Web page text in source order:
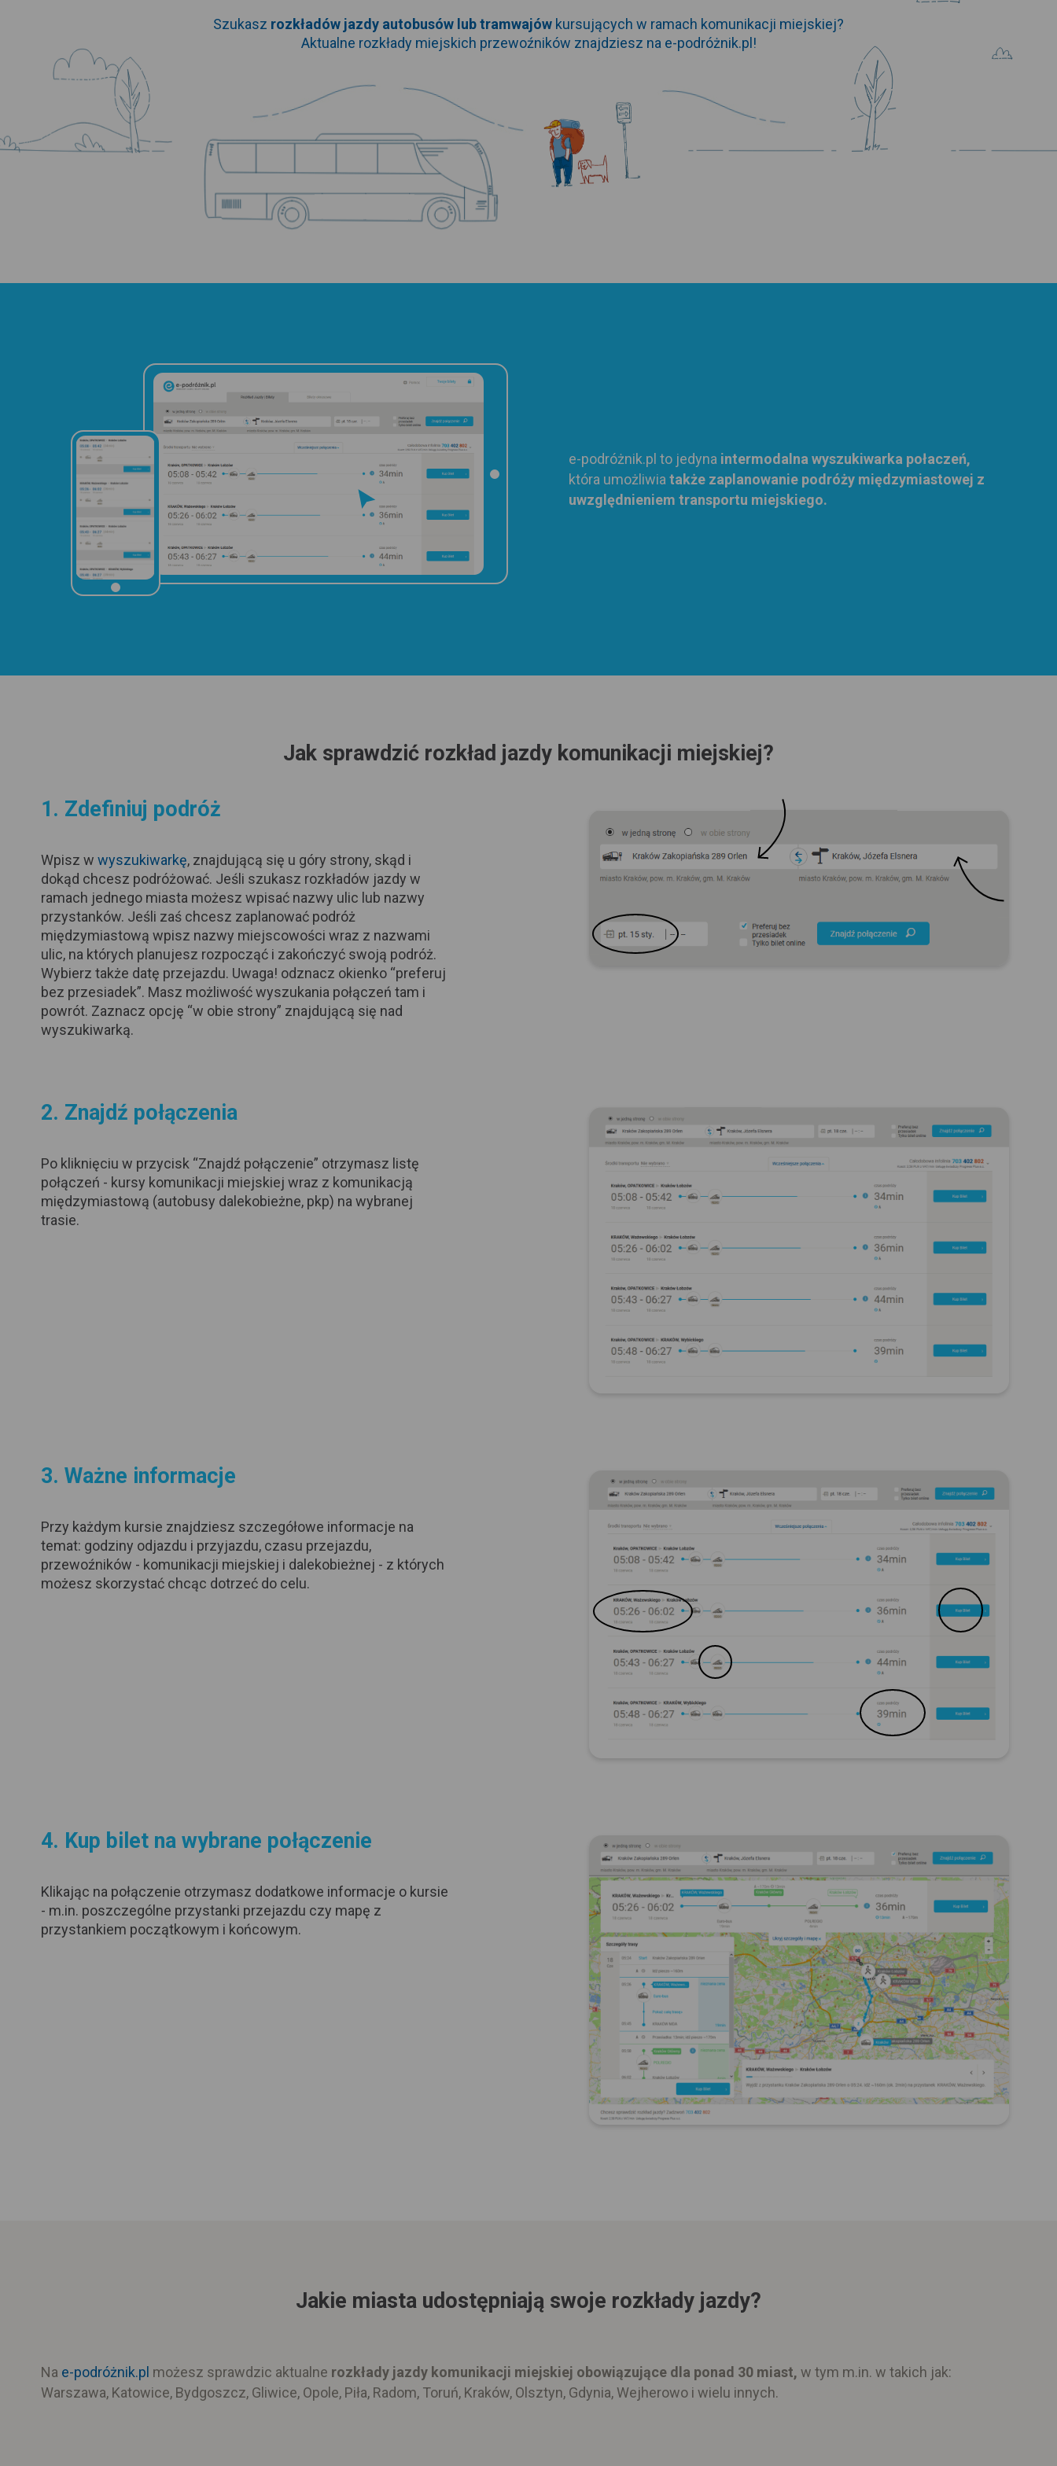
Szukasz rozkładów jazdy autobusów lub tramwajów kursujących w ramach komunikacji miejskiej?
Aktualne rozkłady miejskich przewoźników znajdziesz na e-podróżnik.pl !
e-podróżnik.pl to jedyna intermodalna wyszukiwarka połaczeń,
która umożliwia także zaplanowanie podróży międzymiastowej z
uwzględnieniem transportu miejskiego.
Jak sprawdzić rozkład jazdy komunikacji miejskiej?
1. Zdefiniuj podróż
Wpisz w wyszukiwarkę, znajdującą się u góry strony, skąd i
dokąd chcesz podróżować. Jeśli szukasz rozkładów jazdy w
ramach jednego miasta możesz wpisać nazwy ulic lub nazwy
przystanków. Jeśli zaś chcesz zaplanować podróż
międzymiastową wpisz nazwy miejscowości wraz z nazwami
ulic, na których planujesz rozpocząć i zakończyć swoją podróż.
Wybierz także datę przejazdu. Uwaga! odznacz okienko “preferuj
bez przesiadek”. Masz możliwość wyszukania połączeń tam i
powrót. Zaznacz opcję “w obie strony” znajdującą się nad
wyszukiwarką.
2. Znajdź połączenia
Po kliknięciu w przycisk “Znajdź połączenie” otrzymasz listę
połączeń - kursy komunikacji miejskiej wraz z komunikacją
międzymiastową (autobusy dalekobieżne, pkp) na wybranej
trasie.
3. Ważne informacje
Przy każdym kursie znajdziesz szczegółowe informacje na
temat: godziny odjazdu i przyjazdu, czasu przejazdu,
przewoźników - komunikacji miejskiej i dalekobieżnej - z których
możesz skorzystać chcąc dotrzeć do celu.
4. Kup bilet na wybrane połączenie
Klikając na połączenie otrzymasz dodatkowe informacje o kursie
- m.in. poszczególne przystanki przejazdu czy mapę z
przystankiem początkowym i końcowym.
Jakie miasta udostępniają swoje rozkłady jazdy?
Na e-podróżnik.pl możesz sprawdzic aktualne rozkłady jazdy komunikacji miejskiej obowiązujące dla ponad 30 miast, w tym m.in. w takich jak:
Warszawa, Katowice, Bydgoszcz, Gliwice, Opole, Piła, Radom, Toruń, Kraków, Olsztyn, Gdynia, Wejherowo i wielu innych.